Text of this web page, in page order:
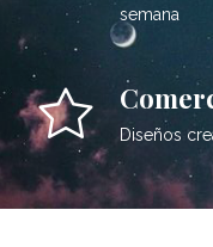
semana
Diseños